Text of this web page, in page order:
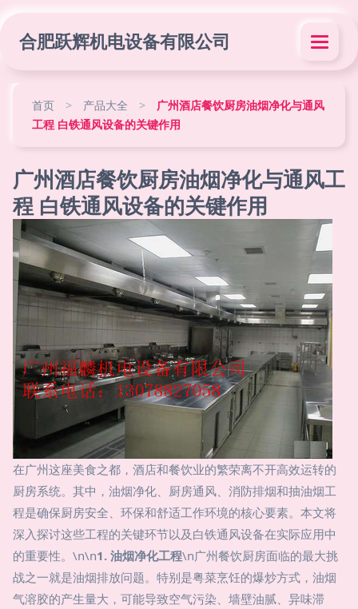
合肥跃辉机电设备有限公司
首页 > 产品大全 >
广州酒店餐饮厨房油烟净化与通风
工程 白铁通风设备的关键作用
广州酒店餐饮厨房油烟净化与通风工
程 白铁通风设备的关键作用
在广州这座美食之都，酒店和餐饮业的繁荣离不开高效运转的
厨房系统。其中，油烟净化、厨房通风、消防排烟和抽油烟工
程是确保厨房安全、环保和舒适工作环境的核心要素。本文将
深入探讨这些工程的关键环节以及白铁通风设备在实际应用中
的重要性。\n\n1. 油烟净化工程\n广州餐饮厨房面临的最大挑
战之一就是油烟排放问题。特别是粤菜烹饪的爆炒方式，油烟
气溶胶的产生量大，可能导致空气污染、墙壁油腻、异味滞